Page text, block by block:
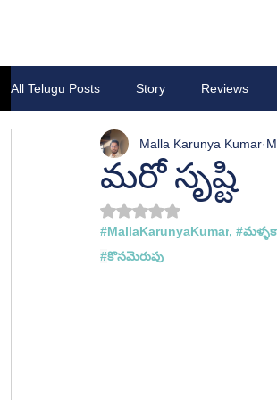
All Telugu Posts Story Reviews
మరో సృష్టి
Malla Karunya Kumar
Rated NaN out of 5 stars.
#MallaKarunyaKumar, #మళ
#కొసమెరుపు